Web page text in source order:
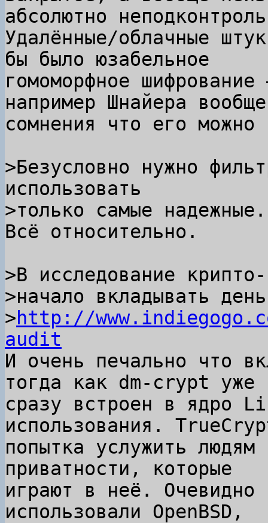
абсолютно
Удалённые/облачные
бы было юзабельное
гомоморфное
например Шнайера
сомнения что его можно
>Безусловно нужно
использовать
Всё относительно.
>В исследование
>начало вкладывать
>http://
audit
И очень печально что
тогда как dm-crypt уже
сразу встроен в ядро
использования.
попытка услужить
приватности, которые
играют в неё.
использовали OpenBSD,